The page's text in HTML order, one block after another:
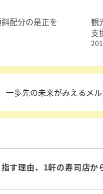
配分の是正を
観
支
一歩先の未来がみえるメ
す理由、1軒の寿司店か